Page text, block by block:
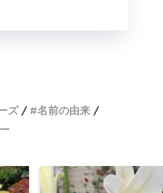
ズ
名前の由来